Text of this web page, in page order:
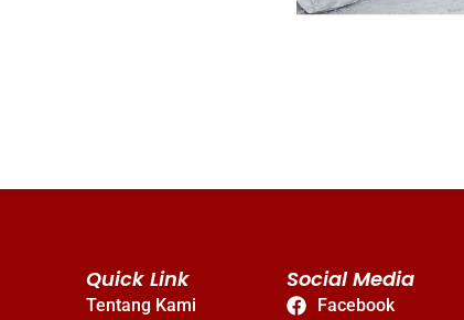
Quick Link
Tentang Kami
Social Media
Facebook